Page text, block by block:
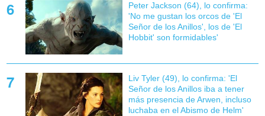
Peter Jackson (64), lo confirma:
'No me gustan los orcos de 'El
Señor de los Anillos', los de 'El
Hobbit' son formidables'
Liv Tyler (49), lo confirma: 'El
Señor de los Anillos iba a tener
más presencia de Arwen, incluso
luchaba en el Abismo de Helm'